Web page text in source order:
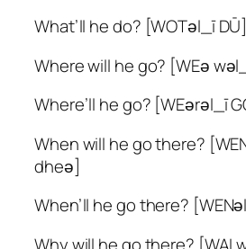
What’ll he do? [WOTәl_ī DŪ]
Where will he go? [WEә
Where’ll he go? [WEәrәl_ī
When will he go there?
dheә]
When’ll he go there?
Why will he go there? [WAI